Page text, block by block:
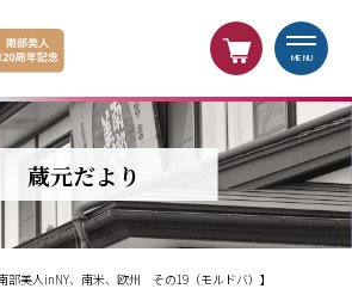
MENU
蔵元だより
南部美人inNY、南米、欧州 その19（モルドバ）】